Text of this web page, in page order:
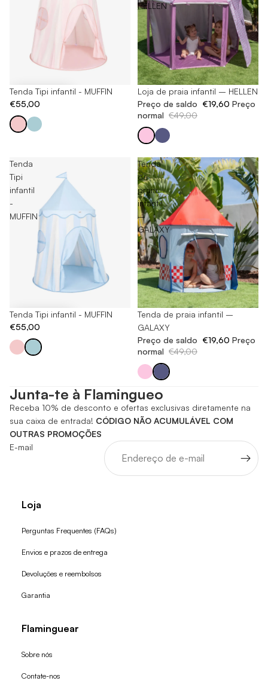
Tenda Tipi infantil - MUFFIN
€55,00
HELLEN
-60%
Loja de praia infantil – HELLEN
Preço de saldo €19,60 Preço
normal €49,00
Tenda
Tipi
infantil
-
MUFFIN
Tenda Tipi infantil - MUFFIN
€55,00
Tenda
de
praia
infantil
–
GALAXY
-60%
Tenda de praia infantil –
GALAXY
Preço de saldo €19,60 Preço
normal €49,00
Junta-te à Flamingueo
Receba 10% de desconto e ofertas exclusivas diretamente na
sua caixa de entrada! CÓDIGO NÃO ACUMULÁVEL COM
OUTRAS PROMOÇÕES
E-mail
Loja
Perguntas Frequentes (FAQs)
Envios e prazos de entrega
Devoluções e reembolsos
Garantia
Flaminguear
Sobre nós
Contate-nos